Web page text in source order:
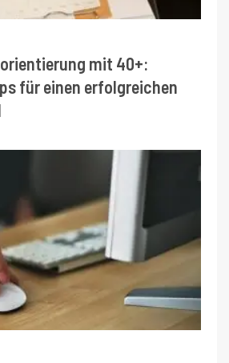
mit 40+:
für einen erfolgreichen